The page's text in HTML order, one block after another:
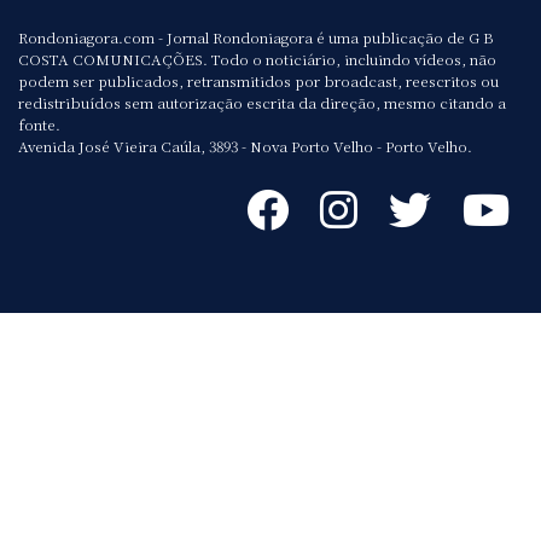
Rondoniagora.com - Jornal Rondoniagora é uma publicação de G B
COSTA COMUNICAÇÕES. Todo o noticiário, incluindo vídeos, não
podem ser publicados, retransmitidos por broadcast, reescritos ou
redistribuídos sem autorização escrita da direção, mesmo citando a
fonte.
Avenida José Vieira Caúla, 3893 - Nova Porto Velho - Porto Velho.